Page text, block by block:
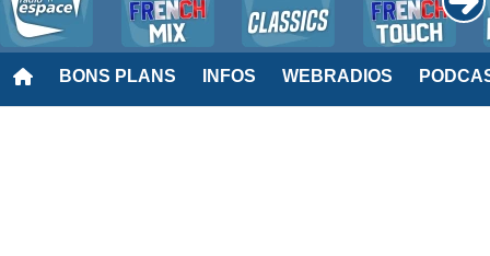
BONS PLANS INFOS WEBRADIOS